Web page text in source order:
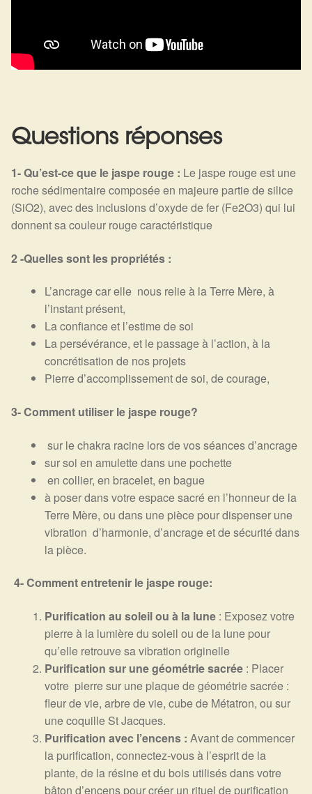
Questions réponses
1- Qu’est-ce que le jaspe rouge : Le jaspe rouge est une
roche sédimentaire composée en majeure partie de silice
(SiO2), avec des inclusions d’oxyde de fer (Fe2O3) qui lui
donnent sa couleur rouge caractéristique
2 -Quelles sont les propriétés :
L’ancrage car elle nous relie à la Terre Mère, à
l’instant présent,
La confiance et l’estime de soi
La persévérance, et le passage à l’action, à la
concrétisation de nos projets
Pierre d’accomplissement de soi, de courage,
3- Comment utiliser le jaspe rouge?
sur le chakra racine lors de vos séances d’ancrage
sur soi en amulette dans une pochette
en collier, en bracelet, en bague
à poser dans votre espace sacré en l’honneur de la
Terre Mère, ou dans une pièce pour dispenser une
vibration d’harmonie, d’ancrage et de sécurité dans
la pièce.
4- Comment entretenir le jaspe rouge:
Purification au soleil ou à la lune : Exposez votre
pierre à la lumière du soleil ou de la lune pour
qu’elle retrouve sa vibration originelle
Purification sur une géométrie sacrée : Placer
votre pierre sur une plaque de géométrie sacrée :
fleur de vie, arbre de vie, cube de Métatron, ou sur
une coquille St Jacques.
Purification avec l’encens : Avant de commencer
la purification, connectez-vous à l’esprit de la
plante, de la résine et du bois utilisés dans votre
bâton d’encens pour créer un rituel de purification